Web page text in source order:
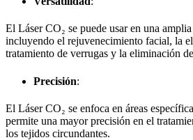
El Láser CO₂ se puede usar en una
incluyendo el rejuvenecimiento facial, la
tratamiento de verrugas y la eliminación
Precisión:
El Láser CO₂ se enfoca en áreas
permite una mayor precisión en el
los tejidos circundantes.